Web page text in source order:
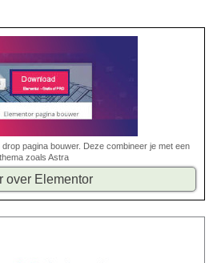
pagina bouwer. Deze combineer je met een
thema zoals Astra
over Elementor